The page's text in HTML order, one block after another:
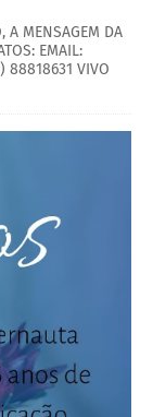
A MENSAGEM DA
EMAIL:
VIVO